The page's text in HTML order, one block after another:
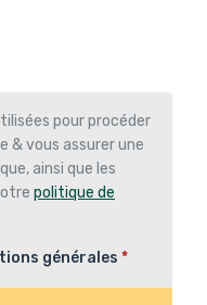
pour procéder
& vous assurer une
ainsi que les
politique de
générales *